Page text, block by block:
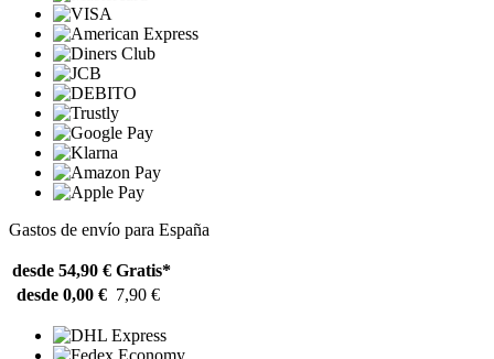
Gastos de envío para España
desde 54,90 € Gratis*
desde 0,00 € 7,90 €